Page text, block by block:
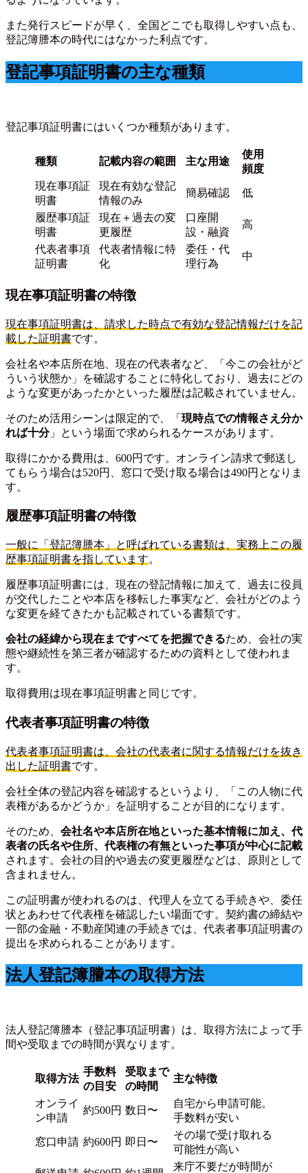
また発行スピードが早く、全国どこでも取得しやすい点も、
登記簿謄本の時代にはなかった利点です。
登記事項証明書の主な種類
登記事項証明書にはいくつか種類があります。
種類 記載内容の範囲 主な用途
使用
頻度
現在事項証
明書
現在有効な登記
情報のみ
簡易確認 低
履歴事項証
明書
現在＋過去の変
更履歴
口座開
設・融資
高
代表者事項
証明書
代表者情報に特
化
委任・代
理行為
中
現在事項証明書の特徴
現在事項証明書は、請求した時点で有効な登記情報だけを記
載した証明書です。
会社名や本店所在地、現在の代表者など、「今この会社がど
ういう状態か」を確認することに特化しており、過去にどの
ような変更があったかといった履歴は記載されていません。
そのため活用シーンは限定的で、「 現時点での情報さえ分か
れば十分」という場面で求められるケースがあります。
取得にかかる費用は、600円です。オンライン請求で郵送し
てもらう場合は520円、窓口で受け取る場合は490円となりま
す。
履歴事項証明書の特徴
一般に「登記簿謄本」と呼ばれている書類は、実務上この履
歴事項証明書を指しています。
履歴事項証明書には、現在の登記情報に加えて、過去に役員
が交代したことや本店を移転した事実など、会社がどのよう
な変更を経てきたかも記載されている書類です。
会社の経緯から現在まですべてを把握できるため、会社の実
態や継続性を第三者が確認するための資料として使われま
す。
取得費用は現在事項証明書と同じです。
代表者事項証明書の特徴
代表者事項証明書は、会社の代表者に関する情報だけを抜き
出した証明書です。
会社全体の登記内容を確認するというより、「この人物に代
表権があるかどうか」を証明することが目的になります。
そのため、 会社名や本店所在地といった基本情報に加え、代
表者の氏名や住所、代表権の有無といった事項が中心に記載
されます。会社の目的や過去の変更履歴などは、原則として
含まれません。
この証明書が使われるのは、代理人を立てる手続きや、委任
状とあわせて代表権を確認したい場面です。契約書の締結や
一部の金融・不動産関連の手続きでは、代表者事項証明書の
提出を求められることがあります。
法人登記簿謄本の取得方法
法人登記簿謄本（登記事項証明書）は、取得方法によって手
間や受取までの時間が異なります。
取得方法
手数料
の目安
受取まで
の時間
主な特徴
オンライ
ン申請
約500円 数日〜
自宅から申請可能。
手数料が安い
窓口申請 約600円 即日〜
その場で受け取れる
可能性が高い
来庁不要だが時間が